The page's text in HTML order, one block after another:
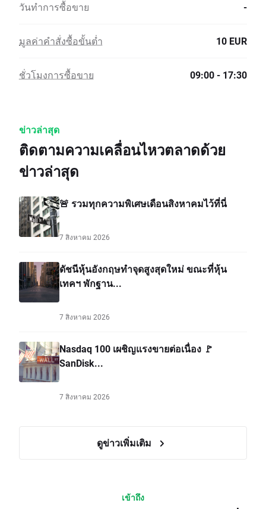
วันทำการซื้อขาย -
มูลค่าคำสั่งซื้อขั้นต่ำ 10 EUR
ชั่วโมงการซื้อขาย 09:00 - 17:30
ข่าวล่าสุด
ติดตามความเคลื่อนไหวตลาดด้วย
ข่าวล่าสุด
🚨 รวมทุกความพิเศษเดือนสิงหาคมไว้ที่นี่
7 สิงหาคม 2026
ดัชนีหุ้นอังกฤษทำจุดสูงสุดใหม่ ขณะที่หุ้น
เทคฯ พักฐาน...
7 สิงหาคม 2026
Nasdaq 100 เผชิญแรงขายต่อเนื่อง 🚩
SanDisk...
7 สิงหาคม 2026
ดูข่าวเพิ่มเติม
เข้าถึง